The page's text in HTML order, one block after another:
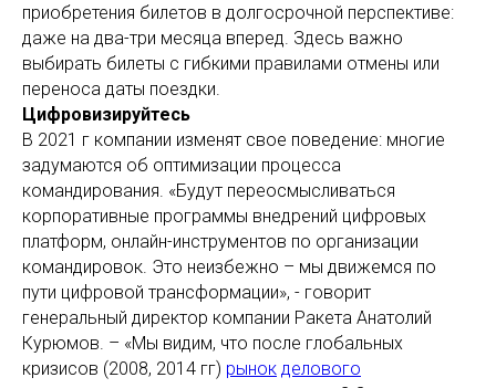
приобретения билетов в долгосрочной перспективе:
даже на два-три месяца вперед. Здесь важно
выбирать билеты с гибкими правилами отмены или
переноса даты поездки.
Цифровизируйтесь
В 2021 г компании изменят свое поведение: многие
задумаются об оптимизации процесса
командирования. «Будут переосмысливаться
корпоративные программы внедрений цифровых
платформ, онлайн-инструментов по организации
командировок. Это неизбежно – мы движемся по
пути цифровой трансформации», - говорит
генеральный директор компании Ракета Анатолий
Курюмов. – «Мы видим, что после глобальных
кризисов (2008, 2014 гг) рынок делового